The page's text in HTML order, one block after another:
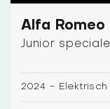
Alfa Romeo
Junior speciale
2024 - Elektrisch